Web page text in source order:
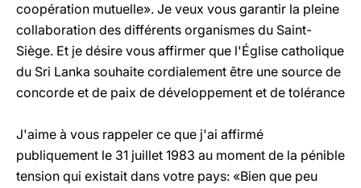
coopération mutuelle». Je veux vous garantir la pleine
collaboration des différents organismes du Saint-
Siège. Et je désire vous affirmer que l'Église catholique
du Sri Lanka souhaite cordialement être une source de
concorde et de paix de développement et de tolérance
J'aime à vous rappeler ce que j'ai affirmé
publiquement le 31 juillet 1983 au moment de la pénible
tension qui existait dans votre pays: «Bien que peu